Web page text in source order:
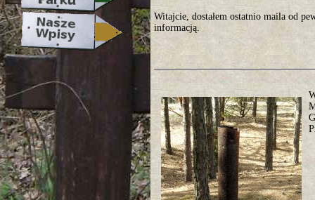
Witajcie, dostałem ostatnio maila od
informacją.